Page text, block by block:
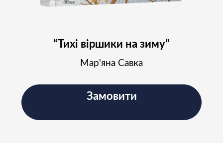
“Тихі віршики на зиму”
Мар'яна Савка
Замовити